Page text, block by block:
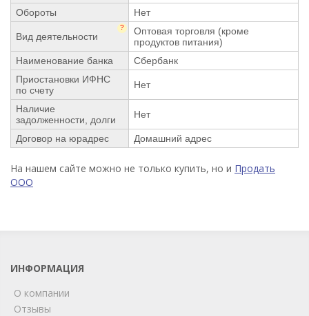
Обороты
Нет
Вид деятельности
?
Оптовая торговля (кроме
продуктов питания)
Наименование банка
Сбербанк
Приостановки ИФНС
по счету
Нет
Наличие
задолженности, долги
Нет
Договор на юрадрес Домашний адрес
На нашем сайте можно не только купить, но и Продать
ООО
ИНФОРМАЦИЯ
О компании
Отзывы